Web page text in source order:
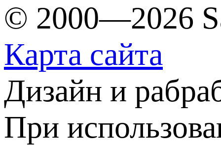
© 2000—2026
Карта сайта
Дизайн и
При